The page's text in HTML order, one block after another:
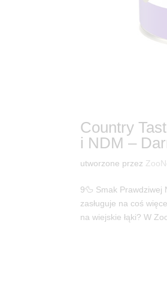
Country
i NDM –
utworzone przez
9🦆 Smak Prawdziwej
zasługuje na coś
na wiejskie łąki? W